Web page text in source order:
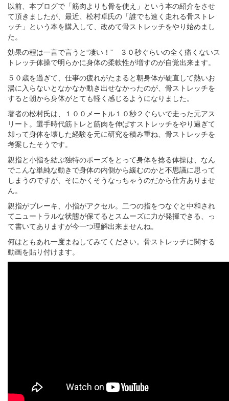
以前、本ブログで「筋肉よりも骨を使え」という本の紹介をさせ
て頂きましたが、最近、松村卓氏の「誰でも速く走れる骨ストレ
ッチ」という本を購入して、改めて骨ストレッチをやり始めまし
た。
効果の程は一言で言うと“凄い！” ３０秒ぐらいの全く痛くないス
トレッチ体操で明らかに身体の柔軟性が増すのが自覚出来ます。
５０歳を過ぎて、仕事の疲れがたまると朝身体が硬直して熱いお
湯に入らないとなかなか動き出せなかったのが、骨ストレッチを
すると朝から身体がとても軽く感じるようになりました。
著者の松村氏は、１００メートル１０秒２ぐらいで走った元アス
リート。選手時代筋トレと筋肉を伸ばすストレッチをやり過ぎて
却って身体を壊した経験を元に研究を積み重ね、骨ストレッチを
考案したそうです。
親指と小指を結ぶ独特のポーズをとって身体を捻る体操は、なん
でこんな単純な動きで身体の内側から緩むのかと不思議に思って
しまうのですが、そにかくそうなっちゃうのだから仕方ありませ
ん。
親指がブレーキ、小指がアクセル。二つの指をつなぐと中和され
てニュートラルな状態が保てるとスムーズに力が発揮できる、っ
て書いてありますが今一つ理解出来ませんね。
何はともあれ一度まねしてみてください。骨ストレッチに関する
動画を貼り付けます。